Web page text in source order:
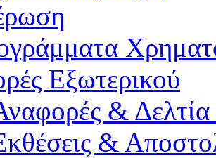
Εξωτερικού
&
&